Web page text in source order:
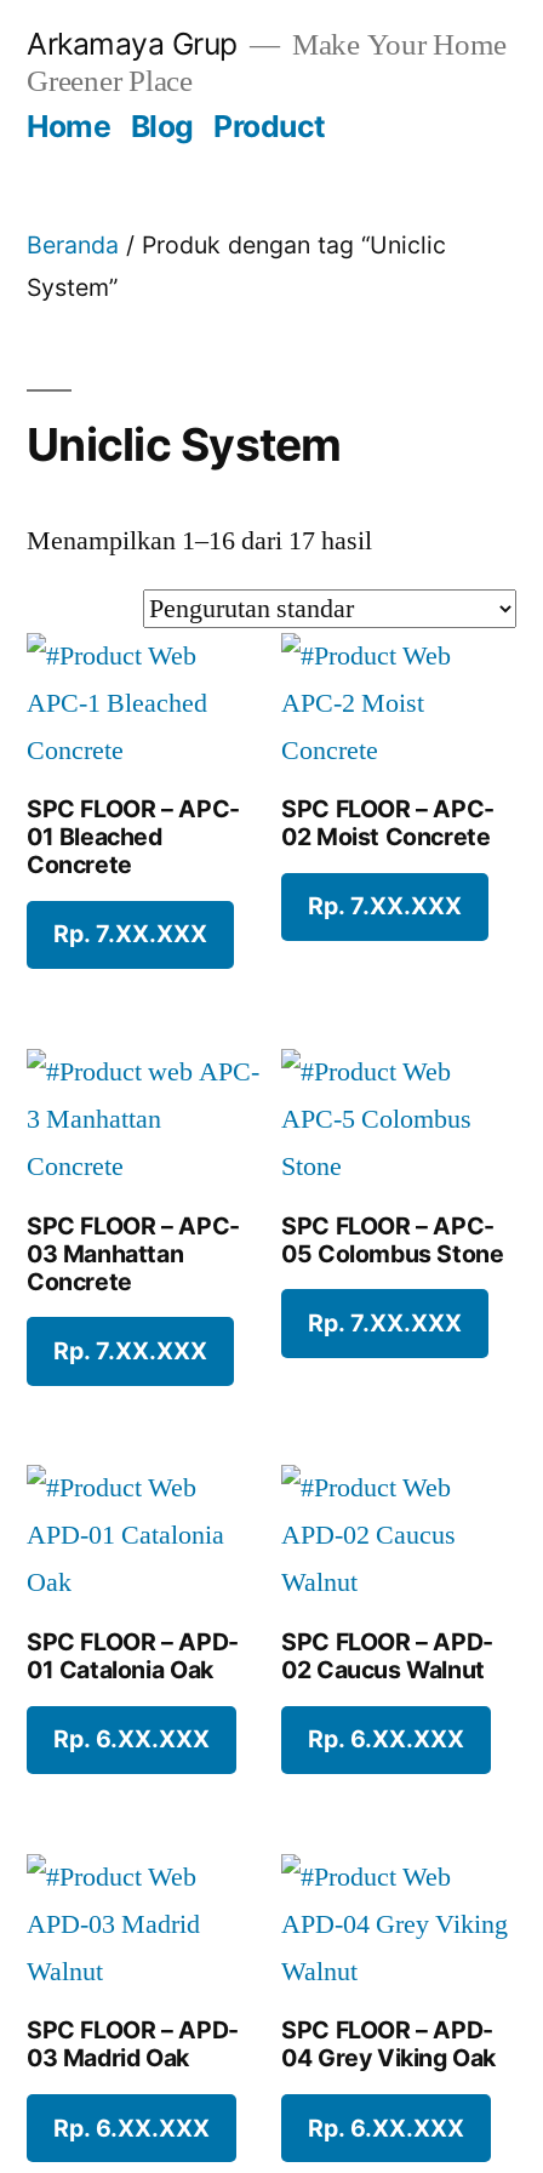
content
Arkamaya Grup
Make Your Home
Greener Place
Home Blog Product
Beranda / Produk dengan tag “Uniclic
System”
Uniclic System
Menampilkan 1–16 dari 17 hasil
SPC FLOOR – APC-
01 Bleached
Concrete
Rp. 7.XX.XXX
SPC FLOOR – APC-
02 Moist Concrete
Rp. 7.XX.XXX
SPC FLOOR – APC-
03 Manhattan
Concrete
Rp. 7.XX.XXX
SPC FLOOR – APC-
05 Colombus Stone
Rp. 7.XX.XXX
SPC FLOOR – APD-
01 Catalonia Oak
Rp. 6.XX.XXX
SPC FLOOR – APD-
02 Caucus Walnut
Rp. 6.XX.XXX
SPC FLOOR – APD-
03 Madrid Oak
Rp. 6.XX.XXX
SPC FLOOR – APD-
04 Grey Viking Oak
Rp. 6.XX.XXX